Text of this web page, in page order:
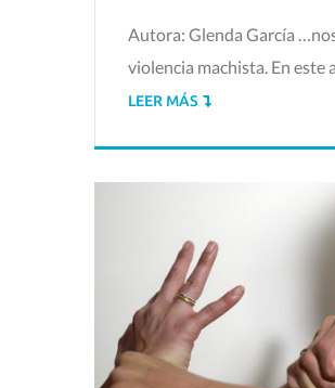
Autora: Glenda García …nos matan por
violencia
LEER MÁS